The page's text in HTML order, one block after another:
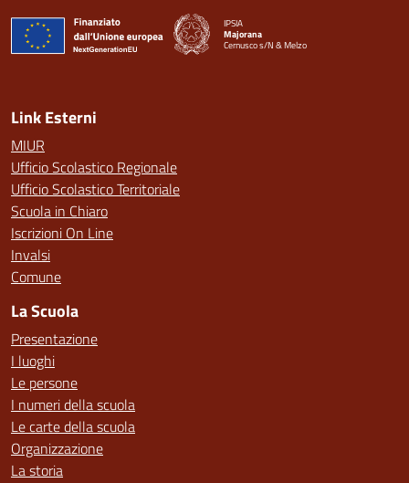
IPSIA
Majorana
Cernusco s/N & Melzo
Link Esterni
MIUR
Ufficio Scolastico Regionale
Ufficio Scolastico Territoriale
Scuola in Chiaro
Iscrizioni On Line
Invalsi
Comune
La Scuola
Presentazione
I luoghi
Le persone
I numeri della scuola
Le carte della scuola
Organizzazione
La storia